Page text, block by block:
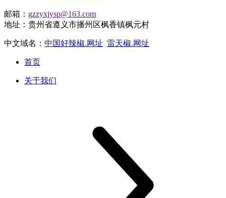
邮箱： gzzyxjysp@163.com
地址：贵州省遵义市播州区枫香镇枫元村
中文域名： 中国好辣椒.网址 雷天椒.网址
首页
关于我们